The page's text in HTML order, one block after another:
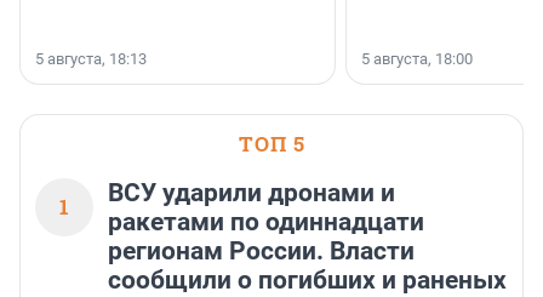
5 августа, 18:13 5 августа, 18:00
ТОП 5
1
ВСУ ударили дронами и
ракетами по одиннадцати
регионам России. Власти
сообщили о погибших и раненых